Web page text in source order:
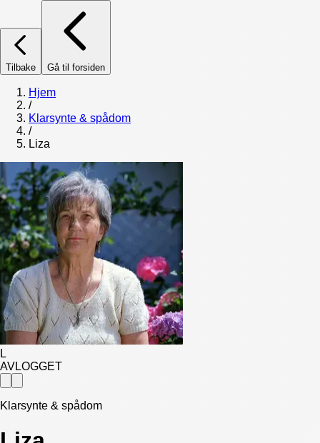
Tilbake Gå til forsiden
Hjem
/
Klarsynte & spådom
/
Liza
L
AVLOGGET
Klarsynte & spådom